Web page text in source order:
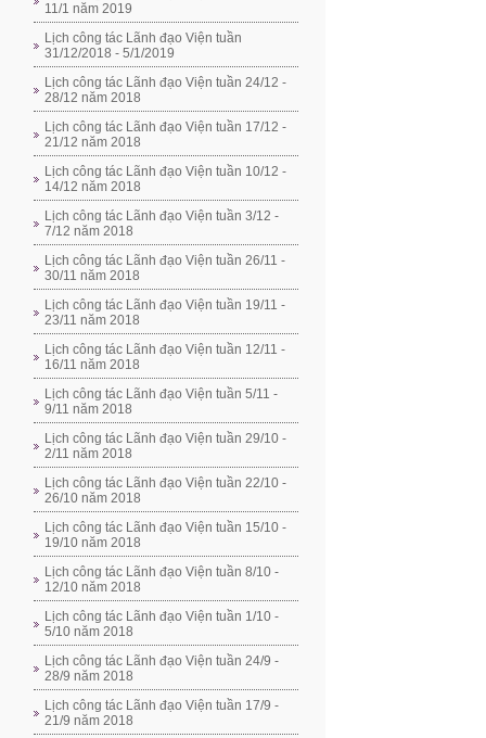
11/1 năm 2019
Lịch công tác Lãnh đạo Viện tuần
31/12/2018 - 5/1/2019
Lịch công tác Lãnh đạo Viện tuần 24/12 -
28/12 năm 2018
Lịch công tác Lãnh đạo Viện tuần 17/12 -
21/12 năm 2018
Lịch công tác Lãnh đạo Viện tuần 10/12 -
14/12 năm 2018
Lịch công tác Lãnh đạo Viện tuần 3/12 -
7/12 năm 2018
Lịch công tác Lãnh đạo Viện tuần 26/11 -
30/11 năm 2018
Lịch công tác Lãnh đạo Viện tuần 19/11 -
23/11 năm 2018
Lịch công tác Lãnh đạo Viện tuần 12/11 -
16/11 năm 2018
Lịch công tác Lãnh đạo Viện tuần 5/11 -
9/11 năm 2018
Lịch công tác Lãnh đạo Viện tuần 29/10 -
2/11 năm 2018
Lịch công tác Lãnh đạo Viện tuần 22/10 -
26/10 năm 2018
Lịch công tác Lãnh đạo Viện tuần 15/10 -
19/10 năm 2018
Lịch công tác Lãnh đạo Viện tuần 8/10 -
12/10 năm 2018
Lịch công tác Lãnh đạo Viện tuần 1/10 -
5/10 năm 2018
Lịch công tác Lãnh đạo Viện tuần 24/9 -
28/9 năm 2018
Lịch công tác Lãnh đạo Viện tuần 17/9 -
21/9 năm 2018